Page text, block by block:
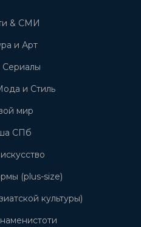
& СМИ
и Арт
Сериалы
и Стиль
мир
СПб
(plus-size)
культуры)